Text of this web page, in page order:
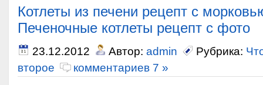
Котлеты из печени рецепт с
Печеночные котлеты рецепт с фото
23.12.2012 Автор: admin Рубрика:
второе
комментариев 7 »